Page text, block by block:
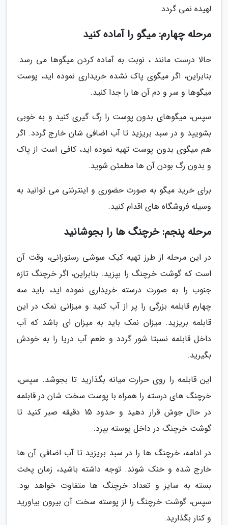
لهیده نمی گردد.
مرحله چهارم: میگو را آماده کنید
حالا درست مانند ، نوبت به آماده کردن میگوها می رسد.
بنابراین، اگر میگوی پاک نشده خریداری نموده اید، پوست
میگوها و سر و دم آن ها را جدا کنید.
سپس، میگوهای بدون پوست را رگ گیری کنید و به خوبی
بشویید و در سبد بریزید تا آب اضافی شان خارج گردد. اگر
هم میگوی بدون پوست تهیه نموده اید، کافی است از پاک
و بدون رگ بودن آن ها مطمئن شوید.
برای خرید میگو به صورت حضوری و اینترنتی می توانید به
وسیله فروشگاه های اقدام کنید.
مرحله پنجم: خرچنگ ها را بجوشانید
در این مرحله از طرز تهیه کیک سوشی رستورانی، وقت آن
است که گوشت خرچنگ را بپزید. بنابراین، اگر خرچنگ تازه
جنوب را به صورت درسته خریداری نموده اید، باید سه
چهارم قابلمه بزرگی را پر از آب کنید و میزانی نمک در این
قابلمه بریزید. میزان نمک باید به میزان ای باشد که آب
داخل قابلمه نسبتا شور گردد و طعم آب دریا را به خودش
بگیرید.
این قابلمه را روی حرارت میانه بگذارید تا بجوشد. سپس،
خرچنگ های درسته را همراه با پوست سخت شان در قابلمه
در حال جوش قرار دهید و حدود 15 دقیقه صبر کنید تا
گوشت خرچنگ در داخل پوسته بپزد.
در ادامه، خرچنگ ها را در سبد بریزید تا آب اضافی آن ها
خارج شده و خنک شوند. توجه داشته باشید، زمان پخت
بسته به سایز و تعداد خرچنگ ها متفاوت خواهد بود.
سپس، گوشت خرچنگ را از پوسته سخت آن بیرون بیاورید
و کنار بگذارید.